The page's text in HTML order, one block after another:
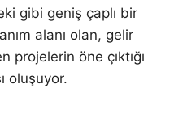
gibi geniş çaplı bir
alanı olan, gelir
projelerin öne çıktığı
oluşuyor.